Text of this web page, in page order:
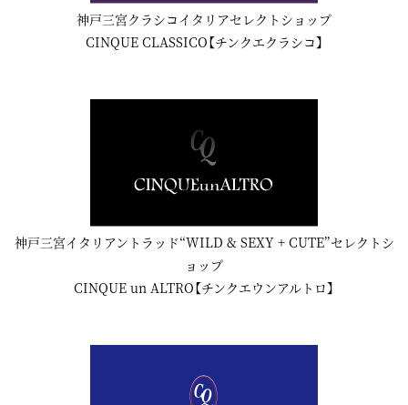
神戸三宮クラシコイタリアセレクトショップ
CINQUE CLASSICO【チンクエクラシコ】
神戸三宮イタリアントラッド“WILD & SEXY + CUTE”セレクトシ
ョップ
CINQUE un ALTRO【チンクエウンアルトロ】